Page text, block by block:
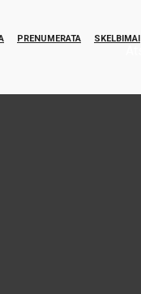
PRENUMERATA SKELBIMAI